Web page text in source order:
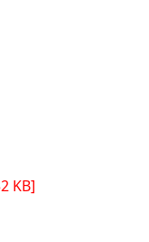
KB]